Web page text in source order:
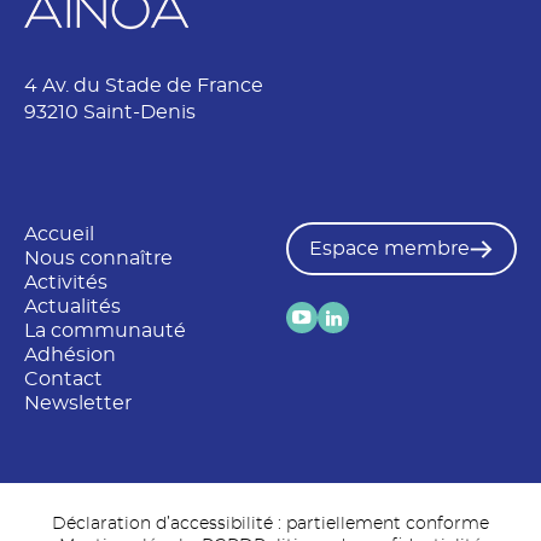
4 Av. du Stade de France
93210 Saint-Denis
Accueil
Nous connaître
Activités
Actualités
La communauté
Adhésion
Contact
Newsletter
Espace membre
Déclaration d’accessibilité : partiellement conforme